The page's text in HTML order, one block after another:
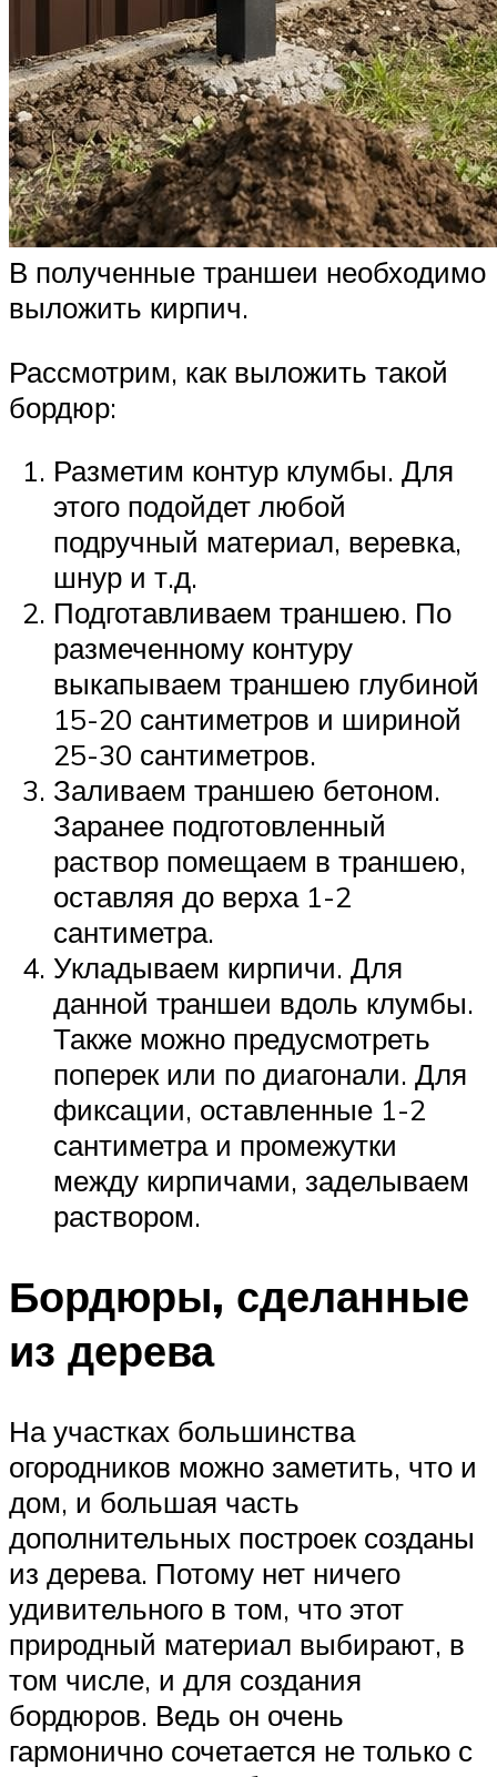
В полученные траншеи необходимо
выложить кирпич.
Рассмотрим, как выложить такой
бордюр:
Разметим контур клумбы. Для
этого подойдет любой
подручный материал, веревка,
шнур и т.д.
Подготавливаем траншею. По
размеченному контуру
выкапываем траншею глубиной
15-20 сантиметров и шириной
25-30 сантиметров.
Заливаем траншею бетоном.
Заранее подготовленный
раствор помещаем в траншею,
оставляя до верха 1-2
сантиметра.
Укладываем кирпичи. Для
данной траншеи вдоль клумбы.
Также можно предусмотреть
поперек или по диагонали. Для
фиксации, оставленные 1-2
сантиметра и промежутки
между кирпичами, заделываем
раствором.
Бордюры, сделанные
из дерева
На участках большинства
огородников можно заметить, что и
дом, и большая часть
дополнительных построек созданы
из дерева. Потому нет ничего
удивительного в том, что этот
природный материал выбирают, в
том числе, и для создания
бордюров. Ведь он очень
гармонично сочетается не только с